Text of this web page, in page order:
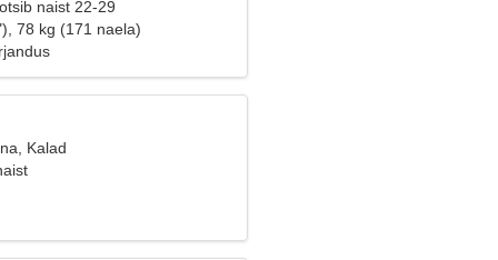
naist 22-29
78 kg (171 naela)
Kalad